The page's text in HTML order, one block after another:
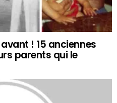
! 15 anciennes
parents qui le